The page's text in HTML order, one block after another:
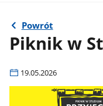
Powrót
Piknik w
19.05.2026